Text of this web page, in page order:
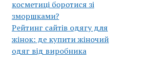
косметиці боротися зі
зморшками?
Рейтинг сайтів одягу для
жінок: де купити жіночий
одяг від виробника